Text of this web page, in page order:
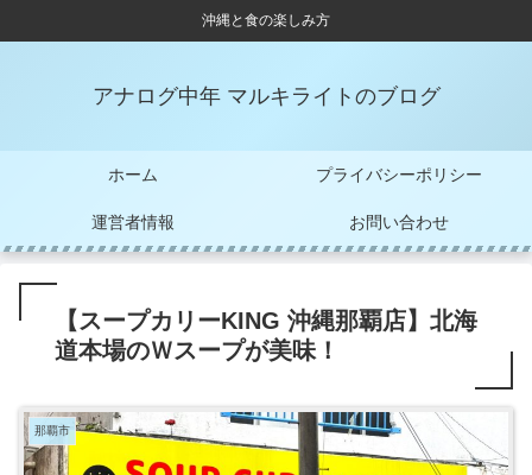
沖縄と食の楽しみ方
アナログ中年 マルキライトのブログ
ホーム プライバシーポリシー
運営者情報 お問い合わせ
【スープカリーKING 沖縄那覇店】北海
道本場のＷスープが美味！
那覇市